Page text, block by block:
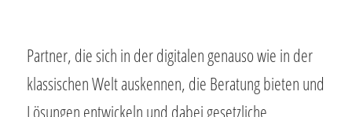
Partner, die sich in der digitalen genauso wie in der
klassischen Welt auskennen, die Beratung bieten und
Lösungen entwickeln und dabei gesetzliche